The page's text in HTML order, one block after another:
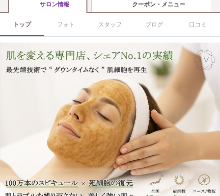
サロン情報 クーポン・メニュー
トップ フォト スタッフ ブログ 口コミ